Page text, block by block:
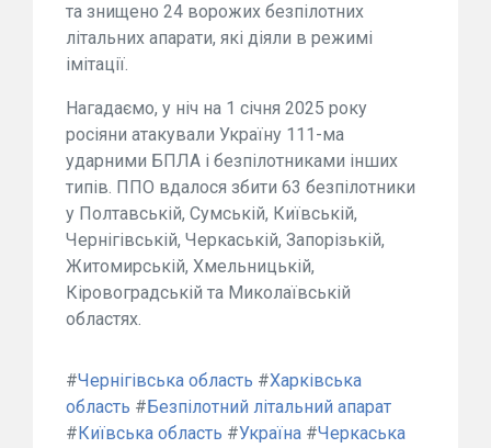
та знищено 24 ворожих безпілотних
літальних апарати, які діяли в режимі
імітації.
Нагадаємо, у ніч на 1 січня 2025 року
росіяни атакували Україну 111-ма
ударними БПЛА і безпілотниками інших
типів. ППО вдалося збити 63 безпілотники
у Полтавській, Сумській, Київській,
Чернігівській, Черкаській, Запорізькій,
Житомирській, Хмельницькій,
Кіровоградській та Миколаївській
областях.
#Чернігівська область #Харківська
область #Безпілотний літальний апарат
#Київська область #Україна #Черкаська